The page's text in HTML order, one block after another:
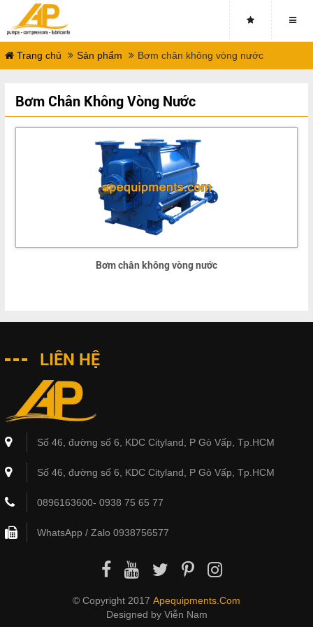
Trang chủ Sản phẩm Bơm chân không vòng nước
Bơm Chân Không Vòng Nước
Bơm chân không vòng nước
LIÊN HỆ
Số 46, đường số 6, KDC Cityland, P Gò Vấp, Tp.HCM
Số 46, đường số 6, KDC Cityland, P Gò Vấp, Tp.HCM
0896163600- 0938 75 65 77
WhatsApp / Zalo 0938756577
© Copyright 2017 Apequipments.com
Designed by Viễn Nam